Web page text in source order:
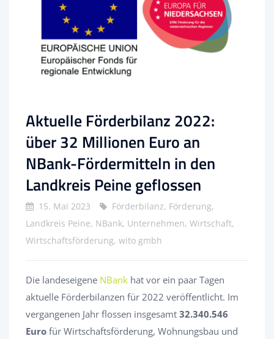
Aktuelle Förderbilanz 2022:
über 32 Millionen Euro an
NBank-Fördermitteln in den
Landkreis Peine geflossen
15. Mai 2023
Förderbilanz, Förderung,
Landkreis Peine, NBank, Unternehmen, Wirtschaft,
Wirtschaftsförderung, wito gmbh
Die landeseigene NBank hat vor ein paar Tagen
aktuelle Förderbilanzen für 2022 veröffentlicht. Im
vergangenen Jahr flossen insgesamt 32.340.546
Euro für Wirtschaftsförderung, Wohnungsbau und